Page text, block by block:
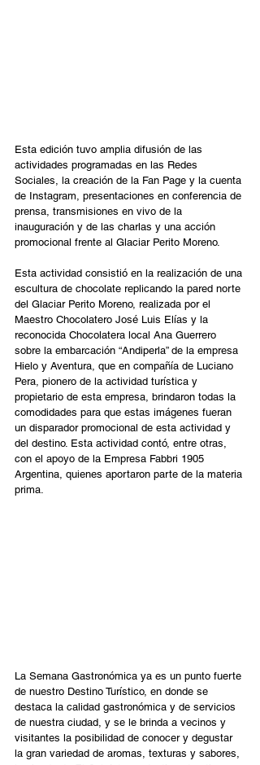
Esta edición tuvo amplia difusión de las
actividades programadas en las Redes
Sociales, la creación de la Fan Page y la cuenta
de Instagram, presentaciones en conferencia de
prensa, transmisiones en vivo de la
inauguración y de las charlas y una acción
promocional frente al Glaciar Perito Moreno.
Esta actividad consistió en la realización de una
escultura de chocolate replicando la pared norte
del Glaciar Perito Moreno, realizada por el
Maestro Chocolatero José Luis Elías y la
reconocida Chocolatera local Ana Guerrero
sobre la embarcación “Andiperla” de la empresa
Hielo y Aventura, que en compañía de Luciano
Pera, pionero de la actividad turística y
propietario de esta empresa, brindaron todas la
comodidades para que estas imágenes fueran
un disparador promocional de esta actividad y
del destino. Esta actividad contó, entre otras,
con el apoyo de la Empresa Fabbri 1905
Argentina, quienes aportaron parte de la materia
prima.
La Semana Gastronómica ya es un punto fuerte
de nuestro Destino Turístico, en donde se
destaca la calidad gastronómica y de servicios
de nuestra ciudad, y se le brinda a vecinos y
visitantes la posibilidad de conocer y degustar
la gran variedad de aromas, texturas y sabores,